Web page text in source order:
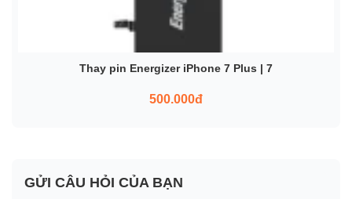
Thay pin Energizer iPhone 7 Plus | 7
500.000đ
GỬI CÂU HỎI CỦA BẠN